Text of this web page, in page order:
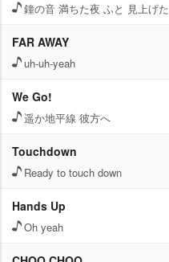
鐘の音 満ちた夜 ふと 見上げた
FAR AWAY
uh-uh-yeah
We Go!
遥か地平線 彼方へ
Touchdown
Ready to touch down
Hands Up
Oh yeah